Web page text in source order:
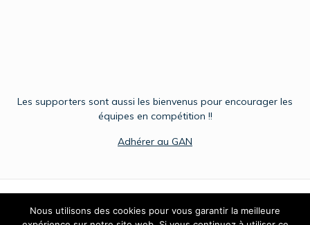
Les supporters sont aussi les bienvenus pour encourager les
équipes en compétition !!
Adhérer au GAN
Nous utilisons des cookies pour vous garantir la meilleure